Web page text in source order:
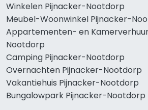
Winkelen Pijnacker-Nootdorp
Meubel-Woonwinkel Pijnacker-
Appartementen- en
Nootdorp
Camping Pijnacker-Nootdorp
Overnachten Pijnacker-Nootdorp
Vakantiehuis Pijnacker-Nootdorp
Bungalowpark Pijnacker-Nootdorp